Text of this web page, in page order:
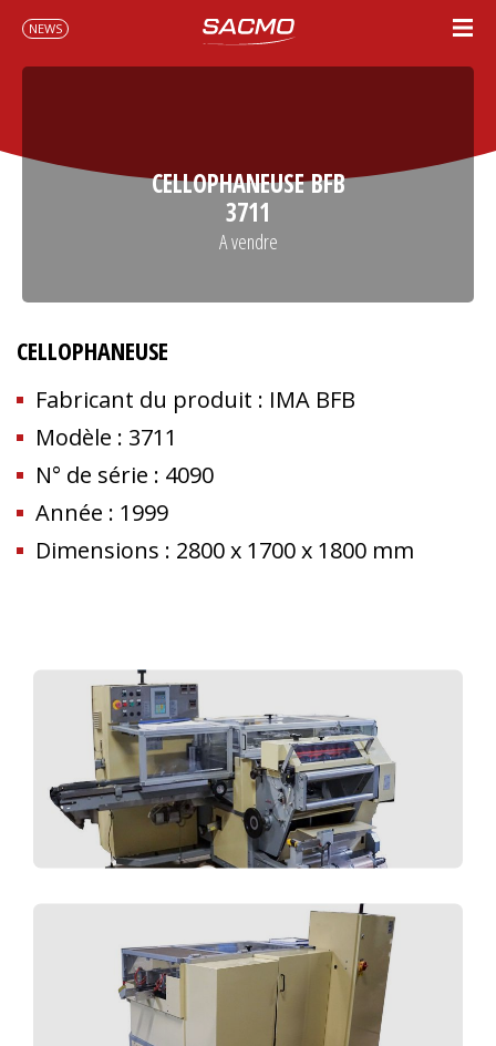
NEWS
CELLOPHANEUSE BFB
3711
A vendre
CELLOPHANEUSE
Fabricant du produit : IMA BFB
Modèle : 3711
N° de série : 4090
Année : 1999
Dimensions : 2800 x 1700 x 1800 mm